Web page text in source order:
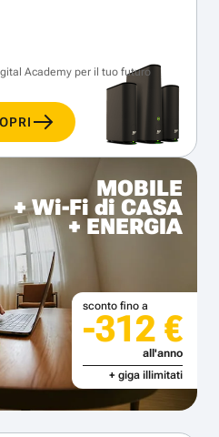
Academy per il tuo futuro
MOBILE
+ Wi-Fi di CASA
+ ENERGIA
sconto fino a
-312 €
all'anno
+ giga illimitati